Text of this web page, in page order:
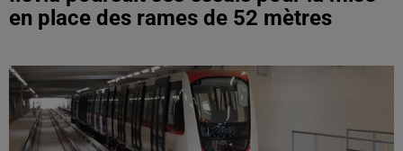
en place des rames de 52 mètres